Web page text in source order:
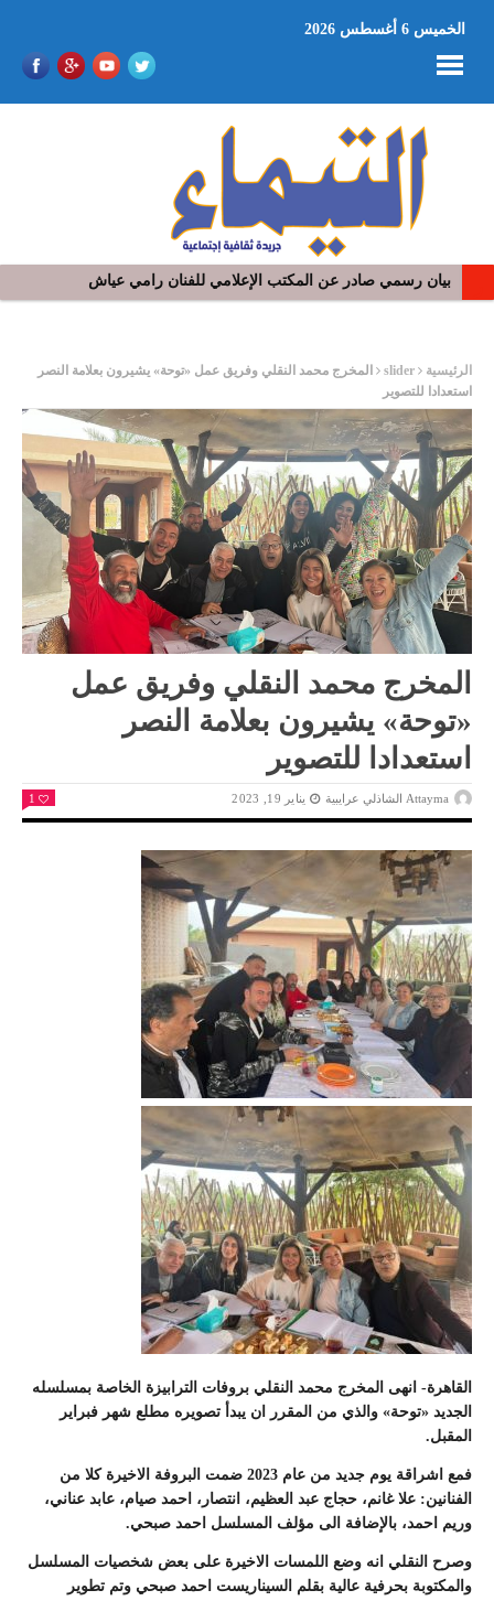
الخميس 6 أغسطس 2026
بيان رسمي صادر عن المكتب الإعلامي للفنان رامي عياش
في افتتاح مهرجان بومخلوف الدولي: رؤوف ماهر يتالق و يشد الجمهور
الرئيسية slider
المخرج محمد النقلي وفريق عمل «توحة» يشيرون بعلامة النصر
استعدادا للتصوير
المخرج محمد النقلي وفريق عمل
«توحة» يشيرون بعلامة النصر
استعدادا للتصوير
Attayma الشاذلي عرايبية يناير 19, 2023 1
القاهرة- انهى المخرج محمد النقلي بروفات الترابيزة الخاصة بمسلسله
الجديد «توحة» والذي من المقرر ان يبدأ تصويره مطلع شهر فبراير
المقبل.
فمع اشراقة يوم جديد من عام 2023 ضمت البروفة الاخيرة كلا من
الفنانين: علا غانم، حجاج عبد العظيم، انتصار، احمد صيام، عابد عناني،
وريم احمد، بالإضافة الى مؤلف المسلسل احمد صبحي.
وصرح النقلي انه وضع اللمسات الاخيرة على بعض شخصيات المسلسل
والمكتوبة بحرفية عالية بقلم السيناريست احمد صبحي وتم تطوير